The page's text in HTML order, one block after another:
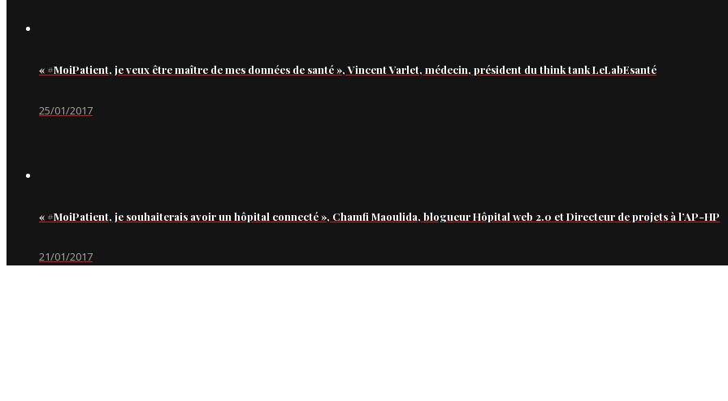
« #MoiPatient, je veux être maître de mes données de santé », Vincent Varlet, médecin, président du think tank LeLabEsanté
25/01/2017
« #MoiPatient, je souhaiterais avoir un hôpital connecté », Chamfi Maoulida, blogueur Hôpital web 2.0 et Directeur de projets à l’AP-HP
21/01/2017